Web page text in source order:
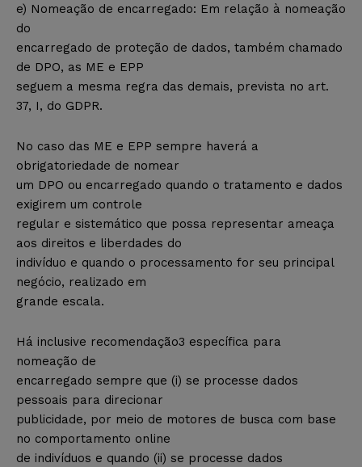
e) Nomeação de encarregado: Em relação à nomeação
do
encarregado de proteção de dados, também chamado
de DPO, as ME e EPP
seguem a mesma regra das demais, prevista no art.
37, I, do GDPR.
No caso das ME e EPP sempre haverá a
obrigatoriedade de nomear
um DPO ou encarregado quando o tratamento e dados
exigirem um controle
regular e sistemático que possa representar ameaça
aos direitos e liberdades do
indivíduo e quando o processamento for seu principal
negócio, realizado em
grande escala.
Há inclusive recomendação3 específica para
nomeação de
encarregado sempre que (i) se processe dados
pessoais para direcionar
publicidade, por meio de motores de busca com base
no comportamento online
de indivíduos e quando (ii) se processe dados